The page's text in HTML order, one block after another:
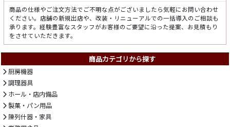
商品の仕様やご注文方法でご不明な点がございましたら気軽にお問い合わせ
ください。店舗の新規出店や、改装・リニューアルでの一括導入のご相談も
承ります。経験豊富なスタッフがお客様のご要望に沿った提案、お見積もり
をさせていただきます。
商品カテゴリから探す
厨房機器
調理器具
ホール・店内備品
製菓・パン用品
陳列什器・家具